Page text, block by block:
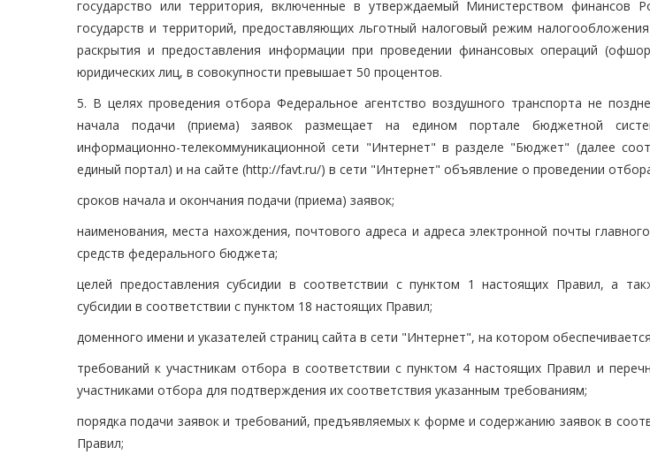
государство или территория, включенные в утверждаемый Министерством финансов
государств и территорий, предоставляющих льготный налоговый режим
раскрытия и предоставления информации при проведении финансовых операций
юридических лиц, в совокупности превышает 50 процентов.
5. В целях проведения отбора Федеральное агентство воздушного транспорта не
начала подачи (приема) заявок размещает на едином портале бюджетной
информационно-телекоммуникационной сети "Интернет" в разделе "Бюджет" (далее
единый портал) и на сайте (http://favt.ru/) в сети "Интернет" объявление о проведении
сроков начала и окончания подачи (приема) заявок;
наименования, места нахождения, почтового адреса и адреса электронной почты
средств федерального бюджета;
целей предоставления субсидии в соответствии с пунктом 1 настоящих Правил, а
субсидии в соответствии с пунктом 18 настоящих Правил;
доменного имени и указателей страниц сайта в сети "Интернет", на котором
требований к участникам отбора в соответствии с пунктом 4 настоящих Правил и
участниками отбора для подтверждения их соответствия указанным требованиям;
порядка подачи заявок и требований, предъявляемых к форме и содержанию заявок в
Правил;